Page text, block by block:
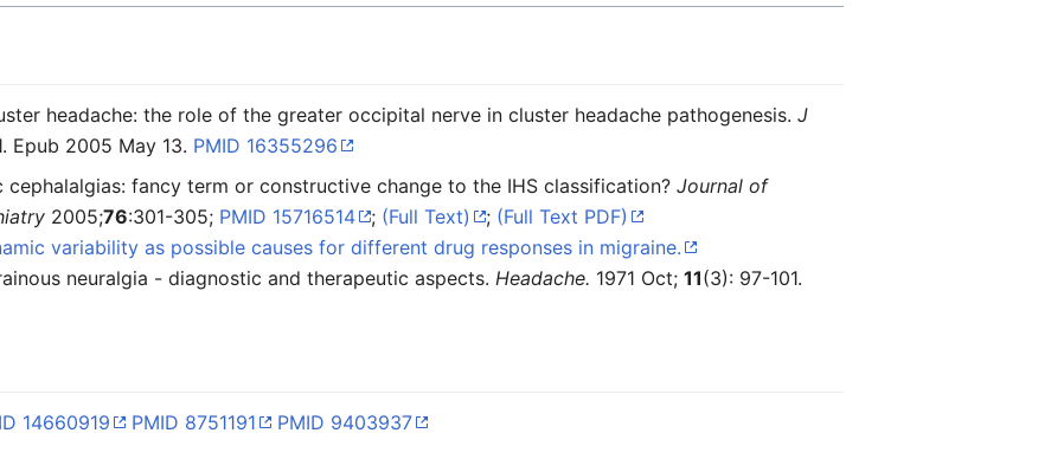
headache: the role of the greater occipital nerve in cluster headache pathogenesis.J
Epub 2005 May 13. PMID 16355296
cephalalgias: fancy term or constructive change to the IHS classification?Journal of
2005;76:301-305; PMID 15716514 ; (Full Text) ; (Full Text PDF)
variability as possible causes for different drug responses in migraine.
neuralgia - diagnostic and therapeutic aspects.Headache. 1971 Oct;11(3): 97-101.
14660919 PMID 8751191 PMID 9403937